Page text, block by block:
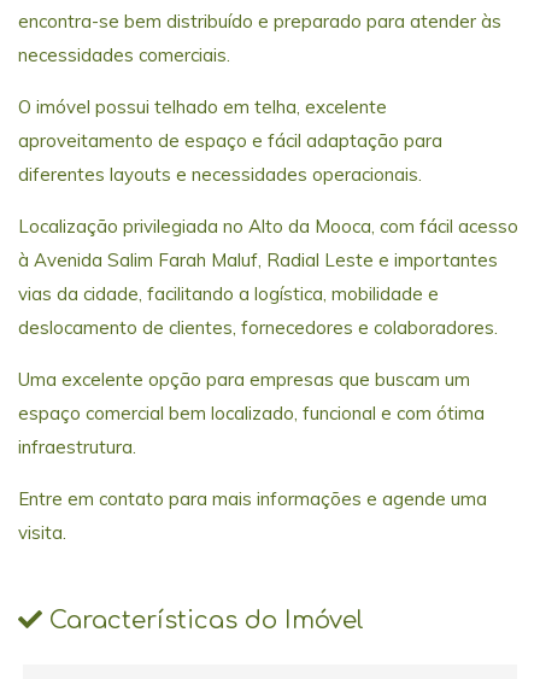
encontra-se bem distribuído e preparado para atender às
necessidades comerciais.
O imóvel possui telhado em telha, excelente
aproveitamento de espaço e fácil adaptação para
diferentes layouts e necessidades operacionais.
Localização privilegiada no Alto da Mooca, com fácil acesso
à Avenida Salim Farah Maluf, Radial Leste e importantes
vias da cidade, facilitando a logística, mobilidade e
deslocamento de clientes, fornecedores e colaboradores.
Uma excelente opção para empresas que buscam um
espaço comercial bem localizado, funcional e com ótima
infraestrutura.
Entre em contato para mais informações e agende uma
visita.
Características do Imóvel